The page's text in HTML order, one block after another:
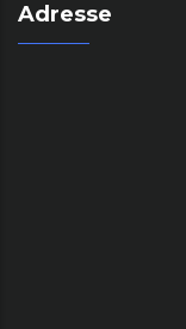
Adresse